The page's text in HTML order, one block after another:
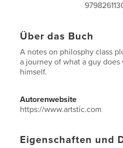
Über das Buch
A notes on philosphy class
a journey of what a guy
himself.
Autorenwebsite
https://www.artstic.com
Eigenschaften und